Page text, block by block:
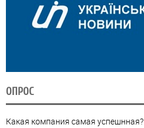
ОПРОС
Какая компания самая успешнная?